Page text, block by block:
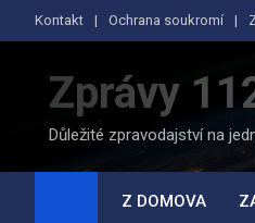
to
Kontakt Ochrana soukromí
Zprávy
Důležité zpravodajství na
Z DOMOVA